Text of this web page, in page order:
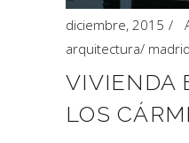
diciembre, 2015
arquitectura/ madrid
VIVIENDA
LOS